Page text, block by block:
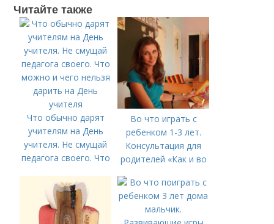
Читайте также
Что обычно дарят
учителям на День
учителя. Не смущай
педагога своего. Что
дарить на День
учителя
Во что играть с
ребенком 1-3 лет.
Консультация для
родителей «Как и во
ребенком от 1,5 до 3
лет»